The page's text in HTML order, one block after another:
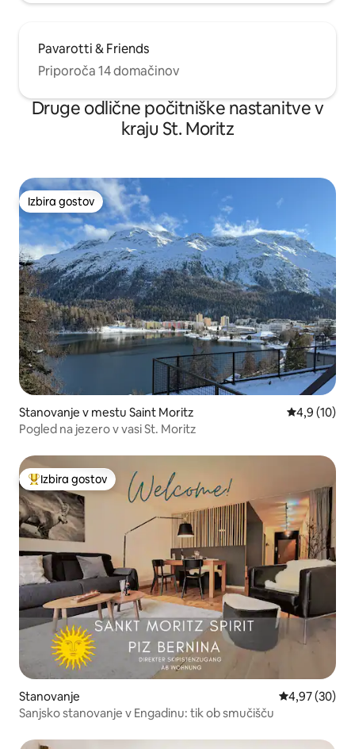
Pavarotti & Friends
Priporoča 14 domačinov
Druge odlične počitniške nastanitve v
kraju St. Moritz
Izbira gostov
Izbira gostov
Stanovanje v mestu Saint Moritz Povprečna
4,9 (10)
Pogled na jezero v vasi St. Moritz
Najbolj priljubljena prenočišča z značko »Izbira gostov«
Izbira gostov
Stanovanje Povprečna
4,97 (30)
Sanjsko stanovanje v Engadinu: tik ob smučišču